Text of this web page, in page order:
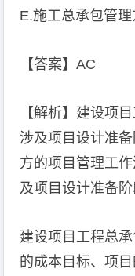
E.施工总承包管
【答案】AC
【解析】建设项
涉及项目设计准
方的项目管理工
及项目设计准备阶
建设项目工程总
的成本目标、项